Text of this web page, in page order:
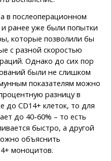
в послеоперационном
ранее уже были попытки
которые позволили бы
с разной скоростью
Однако до сих пор
были не слишком
показателям можно
разницу в
до CD14+ клеток, то для
до 40-60% – то есть
быстро, а другой
объяснить
моноцитов.